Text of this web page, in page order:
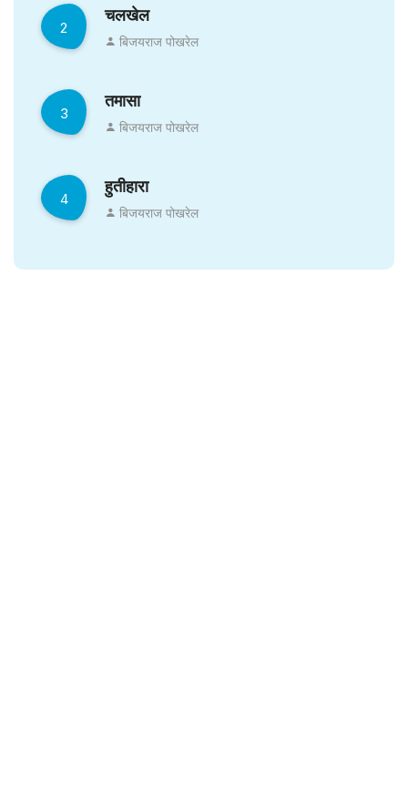
2
चलखेल
बिजयराज पोखरेल
3
तमासा
बिजयराज पोखरेल
4
हुतीहारा
बिजयराज पोखरेल